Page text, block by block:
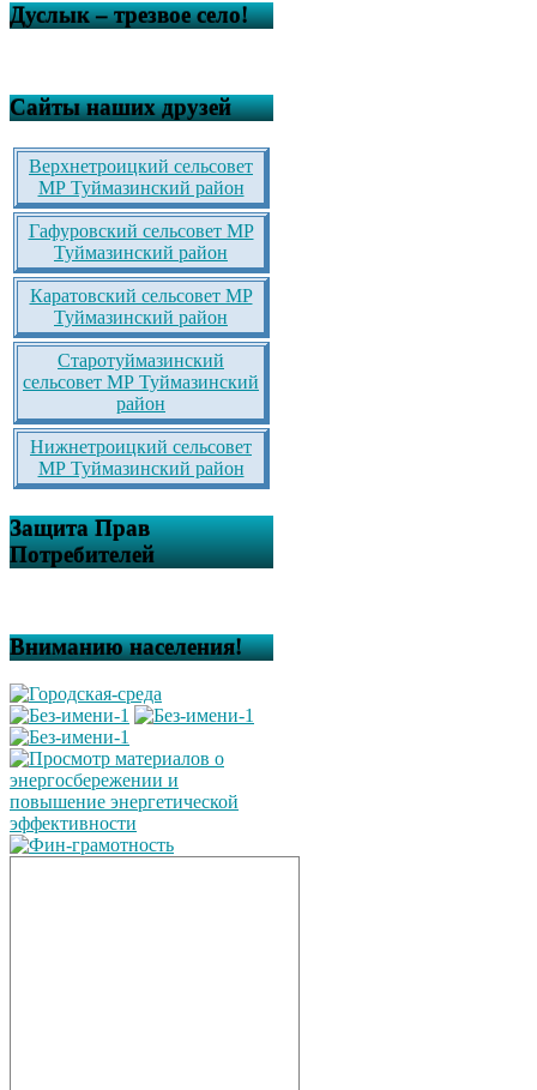
Дуслык – трезвое село!
Сайты наших друзей
Верхнетроицкий сельсовет
МР Туймазинский район
Гафуровский сельсовет МР
Туймазинский район
Каратовский сельсовет МР
Туймазинский район
Старотуймазинский
сельсовет МР Туймазинский
район
Нижнетроицкий сельсовет
МР Туймазинский район
Защита Прав
Потребителей
Вниманию населения!